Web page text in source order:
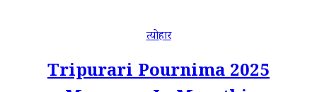
त्योहार
Tripurari Pournima 2025